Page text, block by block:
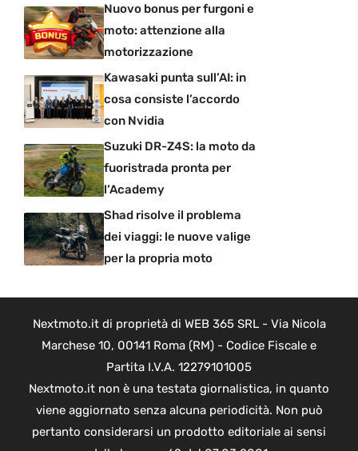
Nuovo bonus per furgoni e
moto: attenzione alla
motorizzazione
Kawasaki punta sull’AI: in
cosa consiste l’accordo
con Nvidia
Suzuki DR-Z4S: la moto da
fuoristrada pronta per
l’Academy
Shad risolve il problema
dei viaggi: le nuove valige
per la propria moto
Nextmoto.it di proprietà di WEB 365 SRL - Via Nicola
Marchese 10, 00141 Roma (RM) - Codice Fiscale e
Partita I.V.A. 12279101005
Nextmoto.it non è una testata giornalistica, in quanto
viene aggiornato senza alcuna periodicità. Non può
pertanto considerarsi un prodotto editoriale ai sensi